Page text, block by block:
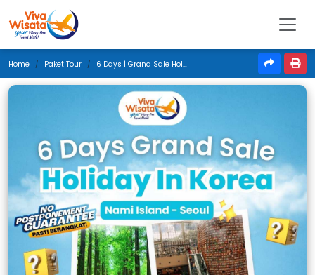
Home Paket Tour 6 Days | Grand Sale Holiday In Korea | Mei 2025 | Medan